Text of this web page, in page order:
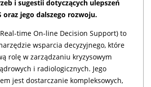
i sugestii dotyczących ulepszeń
oraz jego dalszego rozwoju.
time On-line Decision Support) to
wsparcia decyzyjnego, które
rolę w zarządzaniu kryzysowym
i radiologicznych. Jego
jest dostarczanie kompleksowych,